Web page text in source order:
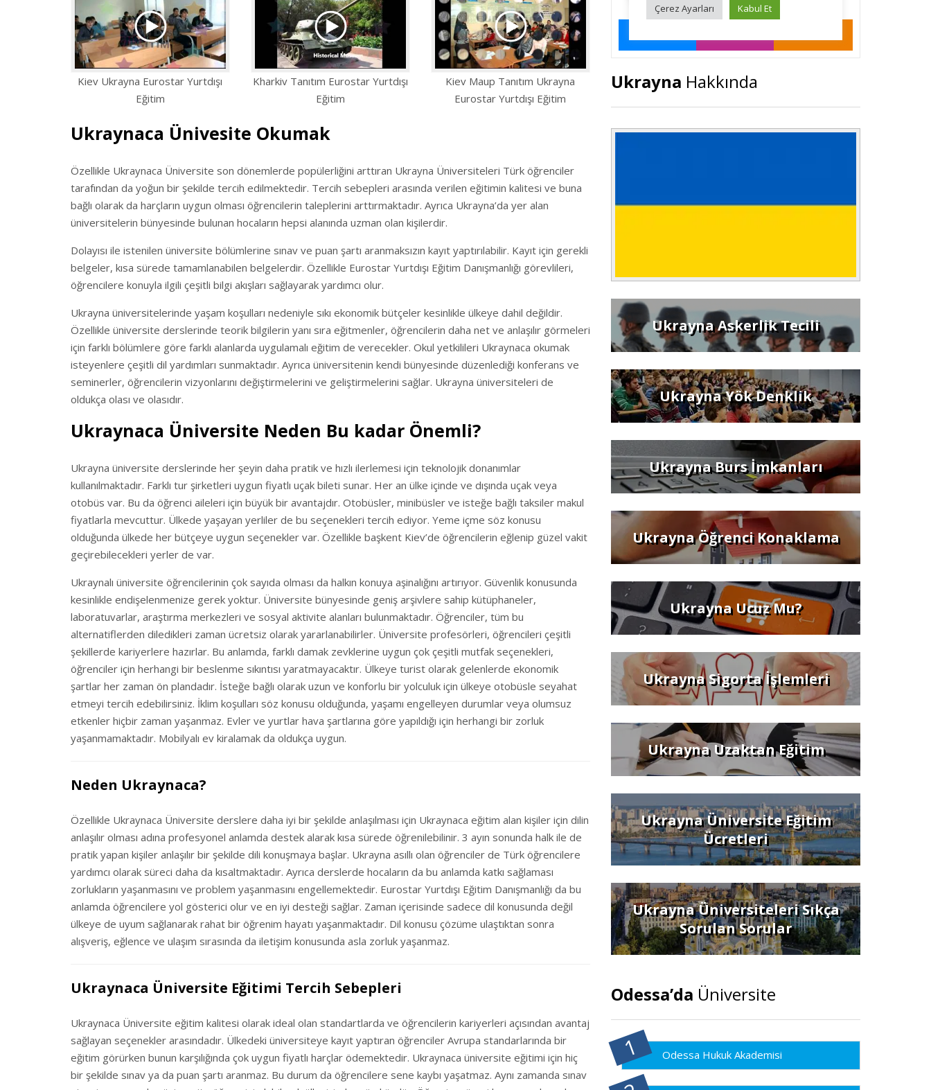
Kiev Ukrayna Eurostar Yurtdışı
Eğitim
Kharkiv Tanıtım Eurostar Yurtdışı
Eğitim
Kiev Maup Tanıtım Ukrayna
Eurostar Yurtdışı Eğitim
Ukraynaca Ünivesite Okumak
Özellikle Ukraynaca Üniversite son dönemlerde popülerliğini arttıran Ukrayna Üniversiteleri Türk öğrenciler
tarafından da yoğun bir şekilde tercih edilmektedir. Tercih sebepleri arasında verilen eğitimin kalitesi ve buna
bağlı olarak da harçların uygun olması öğrencilerin taleplerini arttırmaktadır. Ayrıca Ukrayna’da yer alan
üniversitelerin bünyesinde bulunan hocaların hepsi alanında uzman olan kişilerdir.
Dolayısı ile istenilen üniversite bölümlerine sınav ve puan şartı aranmaksızın kayıt yaptırılabilir. Kayıt için gerekli
belgeler, kısa sürede tamamlanabilen belgelerdir. Özellikle Eurostar Yurtdışı Eğitim Danışmanlığı görevlileri,
öğrencilere konuyla ilgili çeşitli bilgi akışları sağlayarak yardımcı olur.
Ukrayna üniversitelerinde yaşam koşulları nedeniyle sıkı ekonomik bütçeler kesinlikle ülkeye dahil değildir.
Özellikle üniversite derslerinde teorik bilgilerin yanı sıra eğitmenler, öğrencilerin daha net ve anlaşılır görmeleri
için farklı bölümlere göre farklı alanlarda uygulamalı eğitim de verecekler. Okul yetkilileri Ukraynaca okumak
isteyenlere çeşitli dil yardımları sunmaktadır. Ayrıca üniversitenin kendi bünyesinde düzenlediği konferans ve
seminerler, öğrencilerin vizyonlarını değiştirmelerini ve geliştirmelerini sağlar. Ukrayna üniversiteleri de
oldukça olası ve olasıdır.
Ukraynaca Üniversite Neden Bu kadar Önemli?
Ukrayna üniversite derslerinde her şeyin daha pratik ve hızlı ilerlemesi için teknolojik donanımlar
kullanılmaktadır. Farklı tur şirketleri uygun fiyatlı uçak bileti sunar. Her an ülke içinde ve dışında uçak veya
otobüs var. Bu da öğrenci aileleri için büyük bir avantajdır. Otobüsler, minibüsler ve isteğe bağlı taksiler makul
fiyatlarla mevcuttur. Ülkede yaşayan yerliler de bu seçenekleri tercih ediyor. Yeme içme söz konusu
olduğunda ülkede her bütçeye uygun seçenekler var. Özellikle başkent Kiev’de öğrencilerin eğlenip güzel vakit
geçirebilecekleri yerler de var.
Ukraynalı üniversite öğrencilerinin çok sayıda olması da halkın konuya aşinalığını artırıyor. Güvenlik konusunda
kesinlikle endişelenmenize gerek yoktur. Üniversite bünyesinde geniş arşivlere sahip kütüphaneler,
laboratuvarlar, araştırma merkezleri ve sosyal aktivite alanları bulunmaktadır. Öğrenciler, tüm bu
alternatiflerden diledikleri zaman ücretsiz olarak yararlanabilirler. Üniversite profesörleri, öğrencileri çeşitli
şekillerde kariyerlere hazırlar. Bu anlamda, farklı damak zevklerine uygun çok çeşitli mutfak seçenekleri,
öğrenciler için herhangi bir beslenme sıkıntısı yaratmayacaktır. Ülkeye turist olarak gelenlerde ekonomik
şartlar her zaman ön plandadır. İsteğe bağlı olarak uzun ve konforlu bir yolculuk için ülkeye otobüsle seyahat
etmeyi tercih edebilirsiniz. İklim koşulları söz konusu olduğunda, yaşamı engelleyen durumlar veya olumsuz
etkenler hiçbir zaman yaşanmaz. Evler ve yurtlar hava şartlarına göre yapıldığı için herhangi bir zorluk
yaşanmamaktadır. Mobilyalı ev kiralamak da oldukça uygun.
Neden Ukraynaca?
Özellikle Ukraynaca Üniversite derslere daha iyi bir şekilde anlaşılması için Ukraynaca eğitim alan kişiler için dilin
anlaşılır olması adına profesyonel anlamda destek alarak kısa sürede öğrenilebilinir. 3 ayın sonunda halk ile de
pratik yapan kişiler anlaşılır bir şekilde dili konuşmaya başlar. Ukrayna asıllı olan öğrenciler de Türk öğrencilere
yardımcı olarak süreci daha da kısaltmaktadır. Ayrıca derslerde hocaların da bu anlamda katkı sağlaması
zorlukların yaşanmasını ve problem yaşanmasını engellemektedir. Eurostar Yurtdışı Eğitim Danışmanlığı da bu
anlamda öğrencilere yol gösterici olur ve en iyi desteği sağlar. Zaman içerisinde sadece dil konusunda değil
ülkeye de uyum sağlanarak rahat bir öğrenim hayatı yaşanmaktadır. Dil konusu çözüme ulaştıktan sonra
alışveriş, eğlence ve ulaşım sırasında da iletişim konusunda asla zorluk yaşanmaz.
Ukraynaca Üniversite Eğitimi Tercih Sebepleri
Ukraynaca Üniversite eğitim kalitesi olarak ideal olan standartlarda ve öğrencilerin kariyerleri açısından avantaj
sağlayan seçenekler arasındadır. Ülkedeki üniversiteye kayıt yaptıran öğrenciler Avrupa standarlarında bir
eğitim görürken bunun karşılığında çok uygun fiyatlı harçlar ödemektedir. Ukraynaca üniversite eğitimi için hiç
bir şekilde sınav ya da puan şartı aranmaz. Bu durum da öğrencilere sene kaybı yaşatmaz. Aynı zamanda sınav
Ukrayna Hakkında
Ukrayna Askerlik Tecili
Ukrayna Yök Denklik
Ukrayna Burs İmkanları
Ukrayna Öğrenci Konaklama
Ukrayna Ucuz Mu?
Ukrayna Sigorta İşlemleri
Ukrayna Uzaktan Eğitim
Ukrayna Üniversite Eğitim
Ücretleri
Ukrayna Üniversiteleri Sıkça
Sorulan Sorular
Odessa’da Üniversite
Odessa Hukuk Akademisi